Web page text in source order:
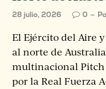
28 julio, 2026 0
El Ejército del Aire
al norte de
multinacional Pitch
por la Real Fuerza